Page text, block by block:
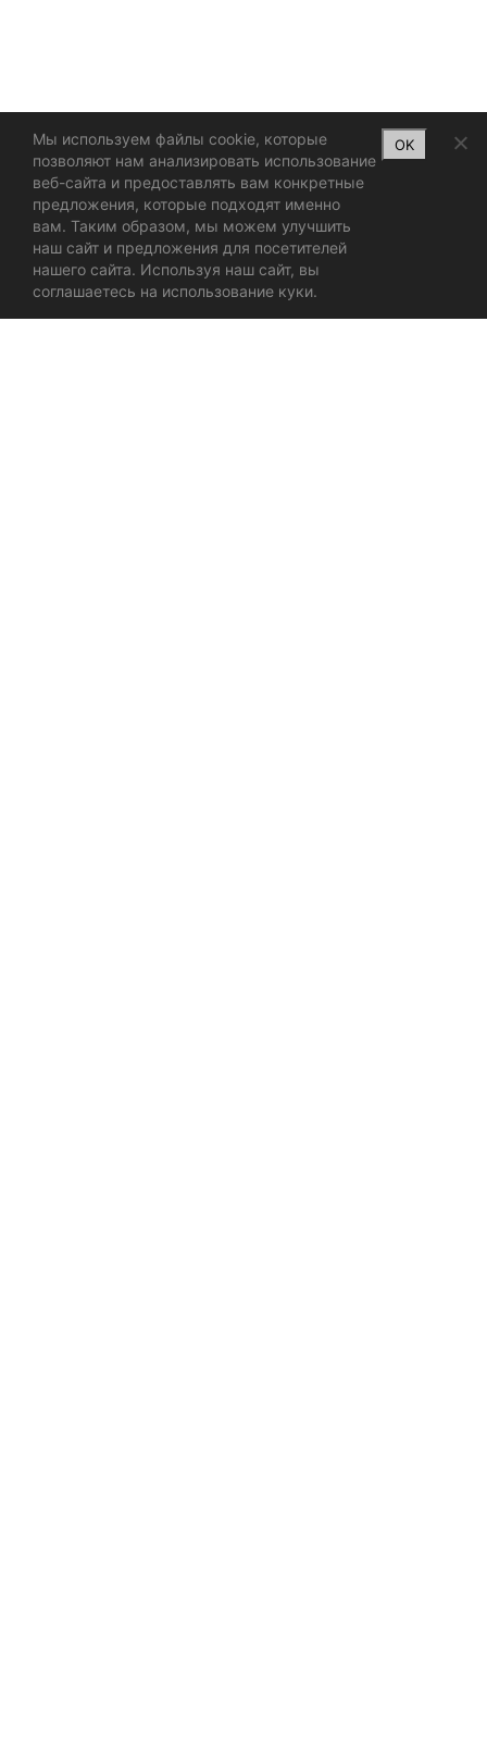
Мы используем файлы cookie, которые
позволяют нам анализировать использование
веб-сайта и предоставлять вам конкретные
предложения, которые подходят именно
вам. Таким образом, мы можем улучшить
наш сайт и предложения для посетителей
нашего сайта. Используя наш сайт, вы
соглашаетесь на использование куки.
OK